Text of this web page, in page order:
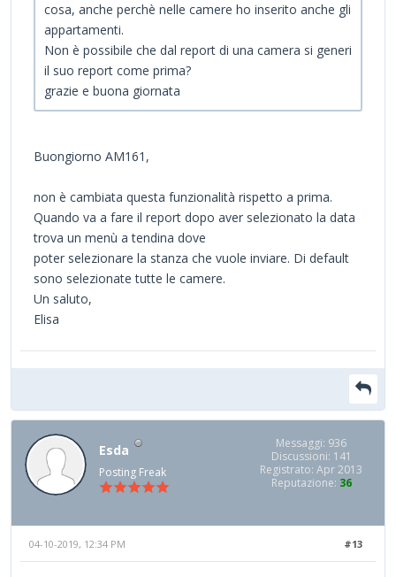
cosa, anche perchè nelle camere ho inserito anche gli
appartamenti.
Non è possibile che dal report di una camera si generi
il suo report come prima?
grazie e buona giornata
Buongiorno AM161,
non è cambiata questa funzionalità rispetto a prima.
Quando va a fare il report dopo aver selezionato la data
trova un menù a tendina dove
poter selezionare la stanza che vuole inviare. Di default
sono selezionate tutte le camere.
Un saluto,
Elisa
Esda
Posting Freak
Messaggi: 936
Discussioni: 141
Registrato: Apr 2013
Reputazione: 36
#13
04-10-2019, 12:34 PM